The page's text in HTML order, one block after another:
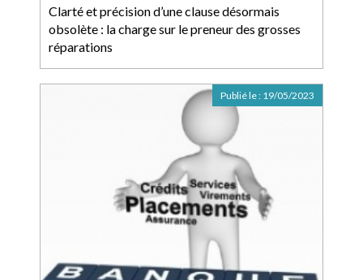
Clarté et précision d’une clause désormais
obsolète : la charge sur le preneur des grosses
réparations
Publié le : 19/05/2023